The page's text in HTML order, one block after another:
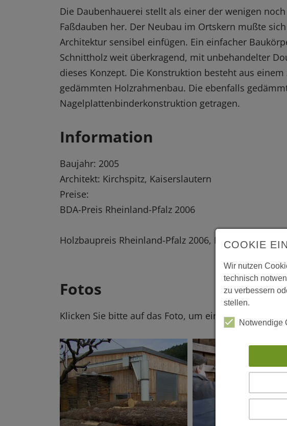
Die Daubenhauerei stellt als einer der wenigen
Faßdauben her. Der Neubau im Ortskern mußte
Architektur sensibel einfügen. Ein einfacher
Schnittholz weit überkragend, mit unbehandelter
dieses Konzept. Die Konstruktion besteht aus
gedämmten Holzrahmenbau. Die ebenfalls
Nagelplattenbinderkonstruktion getragen.
Information
Baujahr: 2005
Architekt: Kirchspitz, Kaiserslautern
Preise:
BDA-Preis Rheinland-Pfalz 2006
Holzbaupreis Rheinland-Pfalz 2006, Engere Wahl
Fotos
Klicken Sie bitte auf das Foto, um eine vergrößerte
COOKIE
Wir nutzen
technisch
zu verbessern
stellen.
Notwendige